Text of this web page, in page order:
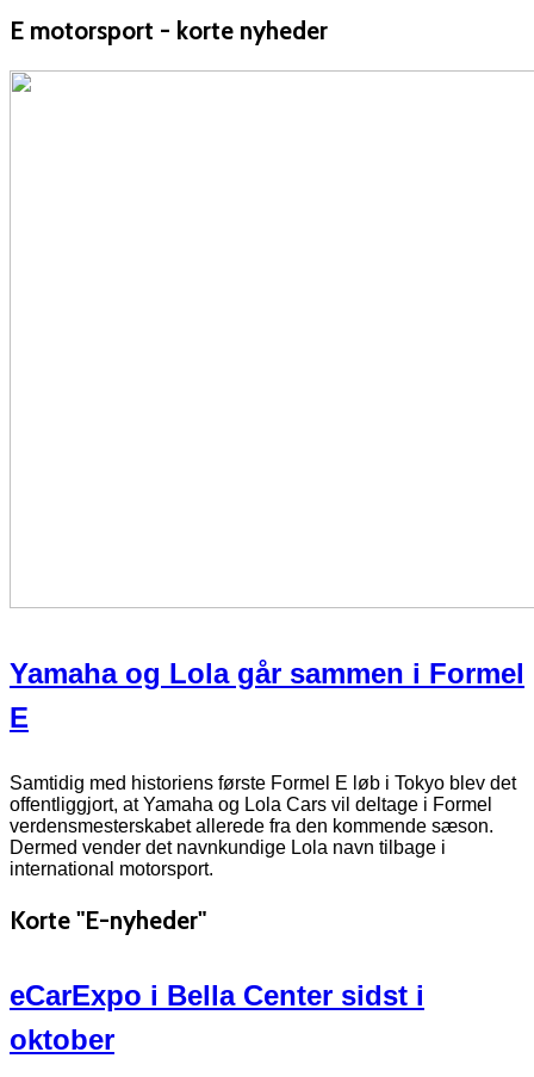
E motorsport - korte nyheder
Yamaha og Lola går sammen i Formel
E
Samtidig med historiens første Formel E løb i Tokyo blev det
offentliggjort, at Yamaha og Lola Cars vil deltage i Formel
verdensmesterskabet allerede fra den kommende sæson.
Dermed vender det navnkundige Lola navn tilbage i
international motorsport.
Korte "E-nyheder"
eCarExpo i Bella Center sidst i
oktober